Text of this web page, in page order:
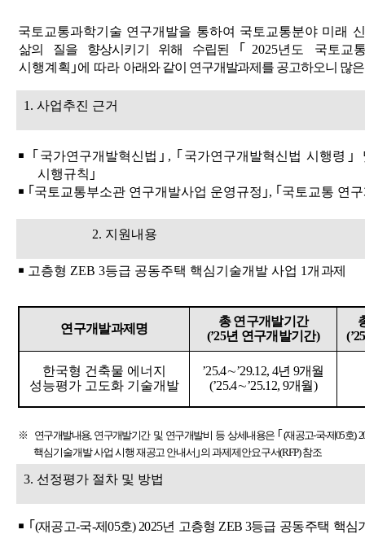
국토교통과학기술 연구개발을 통하여 국토교통분야 미래
삶의 질을 향상시키기 위해 수립된
｢ 2025년도 국토교
시행계획 ｣에 따라 아래와 같이 연구개발과제를 공고하오니 많
1. 사업추진 근거
￭ ｢ 국가연구개발혁신법 ｣ , ｢ 국가연구개발혁신법 시행령 ｣
시행규칙 ｣
￭ ｢ 국토교통부소관 연구개발사업 운영규정 ｣, ｢ 국토교통 연
2. 지원내용
￭ 고층형 ZEB 3등급 공동주택 핵심기술개발 사업 1개 과제
연구개발과제명
총 연구개발기간
(’25년 연구개발기간)
(’25
한국형 건축물 에너지
성능평가 고도화 기술개발
’25.4∼’29.12, 4년 9개월
(’25.4∼’25.12, 9개월)
※ 연구개발내용, 연구개발기간 및 연구개발비 등 상세내용은 ｢ (재공고-국-제05호)
핵심기술개발 사업 시행 재공고 안내서 ｣의 과제제안요구서(RFP)참조
3. 선정평가 절차 및 방법
￭ ｢ (재공고-국-제05호) 2025년 고층형 ZEB 3등급 공동주택 핵심